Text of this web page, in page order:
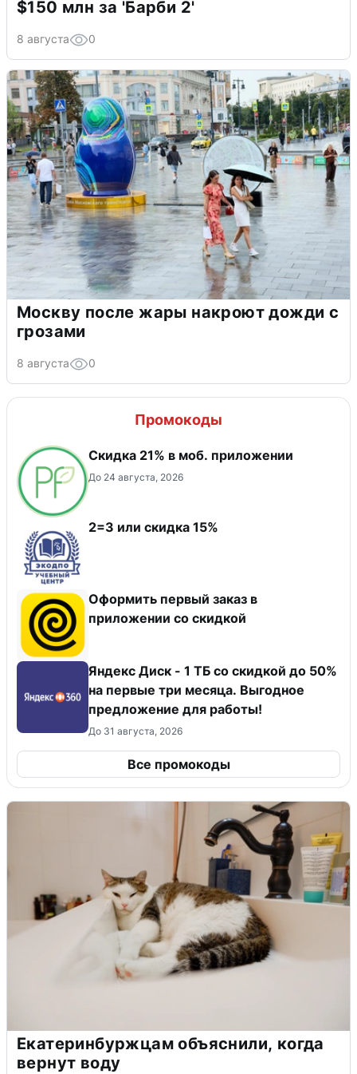
$150 млн за 'Барби 2'
8 августа 0
Москву после жары накроют дожди с
грозами
8 августа 0
Промокоды
Скидка 21% в моб. приложении
До 24 августа, 2026
2=3 или скидка 15%
Оформить первый заказ в
приложении со скидкой
Яндекс Диск - 1 ТБ со скидкой до 50%
на первые три месяца. Выгодное
предложение для работы!
До 31 августа, 2026
Все промокоды
Екатеринбуржцам объяснили, когда
вернут воду